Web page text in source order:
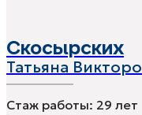
Скосырских
Татьяна
Стаж работы: 29 лет